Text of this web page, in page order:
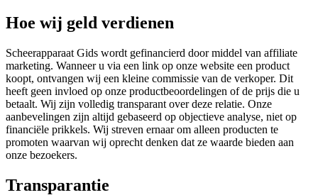
Hoe wij geld verdienen
Scheerapparaat Gids wordt gefinancierd door middel van affiliate
marketing. Wanneer u via een link op onze website een product
koopt, ontvangen wij een kleine commissie van de verkoper. Dit
heeft geen invloed op onze productbeoordelingen of de prijs die u
betaalt. Wij zijn volledig transparant over deze relatie. Onze
aanbevelingen zijn altijd gebaseerd op objectieve analyse, niet op
financiële prikkels. Wij streven ernaar om alleen producten te
promoten waarvan wij oprecht denken dat ze waarde bieden aan
onze bezoekers.
Transparantie